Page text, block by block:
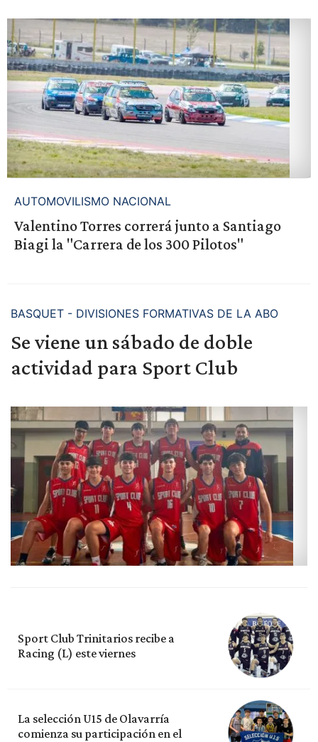
AUTOMOVILISMO NACIONAL
Valentino Torres correrá junto a Santiago
Biagi la "Carrera de los 300 Pilotos"
BASQUET - DIVISIONES FORMATIVAS DE LA ABO
Se viene un sábado de doble
actividad para Sport Club
Sport Club Trinitarios recibe a
Racing (L) este viernes
La selección U15 de Olavarría
comienza su participación en el